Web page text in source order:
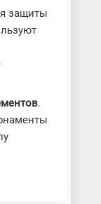
защиты
.